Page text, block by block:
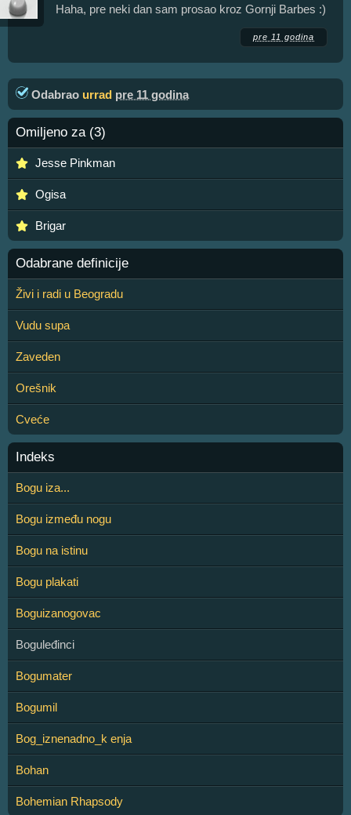
Haha, pre neki dan sam prosao kroz Gornji Barbes :)
pre 11 godina
Odabrao urrad pre 11 godina
Omiljeno za (3)
Jesse Pinkman
Ogisa
Brigar
Odabrane definicije
Živi i radi u Beogradu
Vudu supa
Zaveden
Orešnik
Cveće
Indeks
Bogu iza...
Bogu između nogu
Bogu na istinu
Bogu plakati
Boguizanogovac
Boguleđinci
Bogumater
Bogumil
Bog_iznenadno_k enja
Bohan
Bohemian Rhapsody